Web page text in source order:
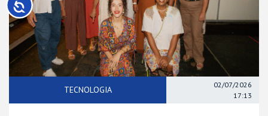
TECNOLOGIA
02/07/2026
17:13